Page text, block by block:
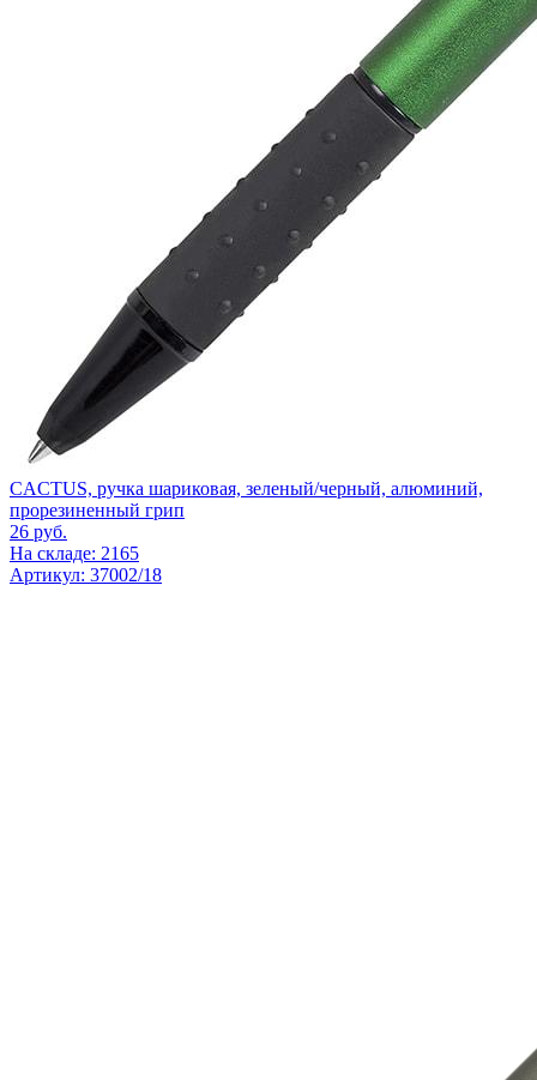
CACTUS, ручка шариковая, зеленый/черный, алюминий,
прорезиненный грип
26 руб.
На складе: 2165
Артикул: 37002/18